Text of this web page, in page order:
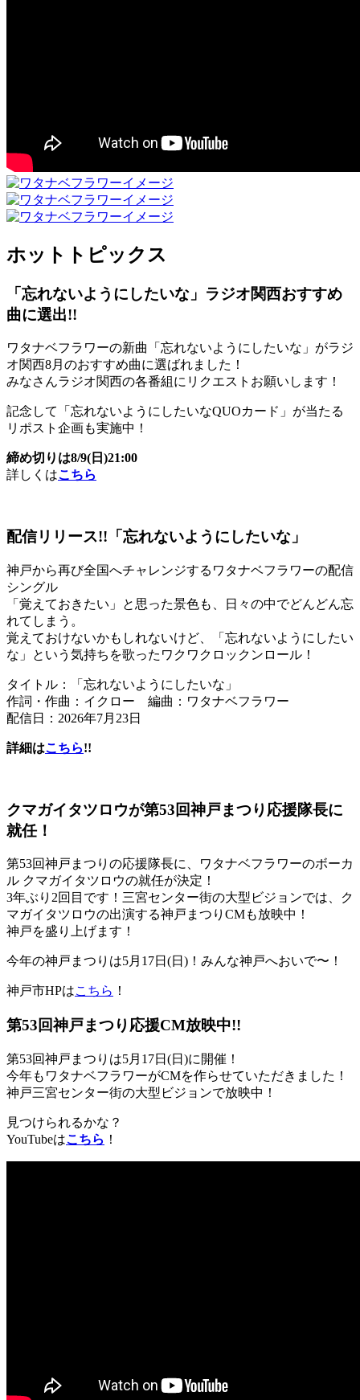
ホットトピックス
「忘れないようにしたいな」ラジオ関西おすすめ
曲に選出!!
ワタナベフラワーの新曲「忘れないようにしたいな」がラジ
オ関西8月のおすすめ曲に選ばれました！
みなさんラジオ関西の各番組にリクエストお願いします！
記念して「忘れないようにしたいなQUOカード」が当たる
リポスト企画も実施中！
締め切りは8/9(日)21:00
詳しくはこちら
配信リリース!!「忘れないようにしたいな」
神戸から再び全国へチャレンジするワタナベフラワーの配信
シングル
「覚えておきたい」と思った景色も、日々の中でどんどん忘
れてしまう。
覚えておけないかもしれないけど、「忘れないようにしたい
な」という気持ちを歌ったワクワクロックンロール！
タイトル：「忘れないようにしたいな」
作詞・作曲：イクロー 編曲：ワタナベフラワー
配信日：2026年7月23日
詳細はこちら!!
クマガイタツロウが第53回神戸まつり応援隊長に
就任！
第53回神戸まつりの応援隊長に、ワタナベフラワーのボーカ
ル クマガイタツロウの就任が決定！
3年ぶり2回目です！三宮センター街の大型ビジョンでは、ク
マガイタツロウの出演する神戸まつりCMも放映中！
神戸を盛り上げます！
今年の神戸まつりは5月17日(日)！みんな神戸へおいで〜！
神戸市HPはこちら ！
第53回神戸まつり応援CM放映中!!
第53回神戸まつりは5月17日(日)に開催！
今年もワタナベフラワーがCMを作らせていただきました！
神戸三宮センター街の大型ビジョンで放映中！
見つけられるかな？
YouTubeはこちら ！